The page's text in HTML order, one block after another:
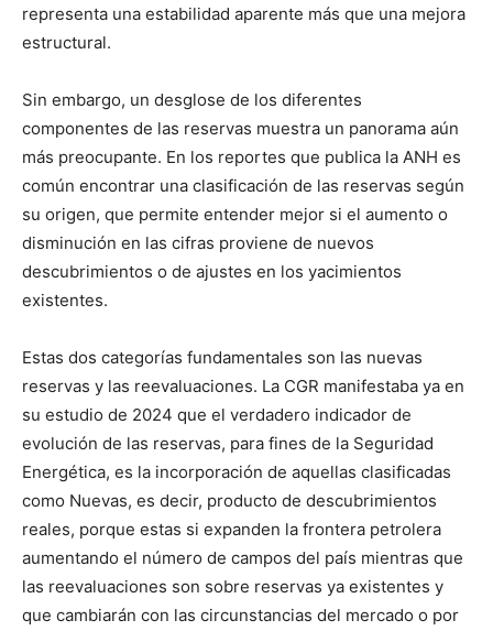
representa una estabilidad aparente más que una mejora
estructural.
Sin embargo, un desglose de los diferentes
componentes de las reservas muestra un panorama aún
más preocupante. En los reportes que publica la ANH es
común encontrar una clasificación de las reservas según
su origen, que permite entender mejor si el aumento o
disminución en las cifras proviene de nuevos
descubrimientos o de ajustes en los yacimientos
existentes.
Estas dos categorías fundamentales son las nuevas
reservas y las reevaluaciones. La CGR manifestaba ya en
su estudio de 2024 que el verdadero indicador de
evolución de las reservas, para fines de la Seguridad
Energética, es la incorporación de aquellas clasificadas
como Nuevas, es decir, producto de descubrimientos
reales, porque estas si expanden la frontera petrolera
aumentando el número de campos del país mientras que
las reevaluaciones son sobre reservas ya existentes y
que cambiarán con las circunstancias del mercado o por